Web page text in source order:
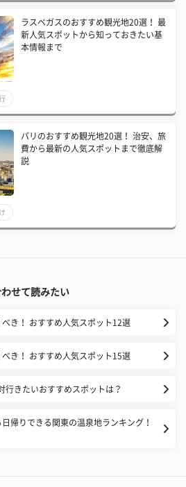
ラスベガスのおすすめ観光地20選！ 最
新人気スポットから知っておきたい基
本情報まで
パリのおすすめ観光地20選！ 治安、旅
費から最新の人気スポットまで徹底解
説
せて読みたい
べき！ おすすめ人気スポット12選
き！ おすすめ人気スポット15選
行きたいおすすめスポットは？
帰りできる関東の温泉地ランキング！